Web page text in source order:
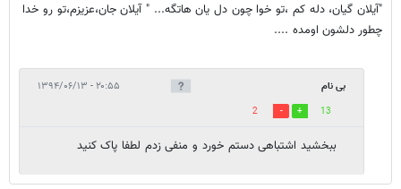
"آیلان گیان، دله کم ،تو خوا چون دل یان هاتگه... " آیلان جان،عزیزم،تو رو خدا
چطور دلشون اومده ....
بی نام ۲۰:۵۵ - ۱۳۹۴/۰۶/۱۳
13
2
ببخشید اشتباهی دستم خورد و منفی زدم لطفا پاک کنید